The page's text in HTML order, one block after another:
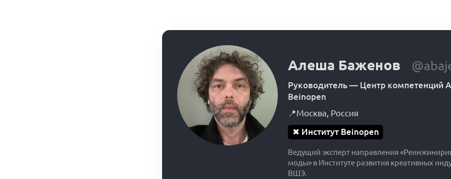
Алеша Баженов
Руководитель — Центр компетенций
Beinopen
📍Москва, Россия
✖ Институт Beinopen
Ведущий эксперт направления
моды» в Институте развития креативных
ВШЭ.